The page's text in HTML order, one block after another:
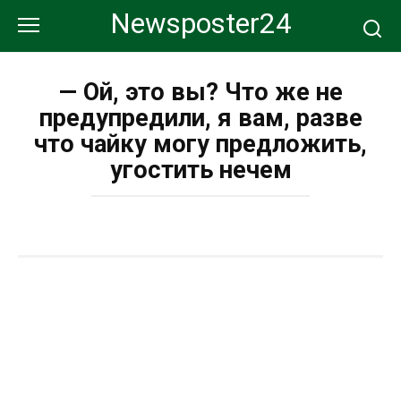
контенту
Newsposter24
— Ой, это вы? Что же не
предупредили, я вам, разве
что чайку могу предложить,
угостить нечем